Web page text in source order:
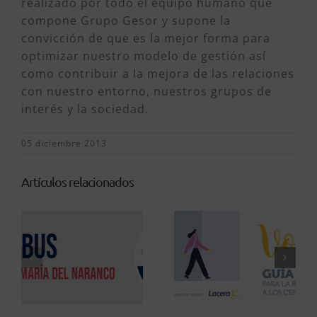
compone Grupo Gesor y supone la
convicción de que es la mejor forma para
optimizar nuestro modelo de gestión así
como contribuir a la mejora de las relaciones
con nuestro entorno, nuestros grupos de
interés y la sociedad.
05 diciembre 2013
Artículos relacionados